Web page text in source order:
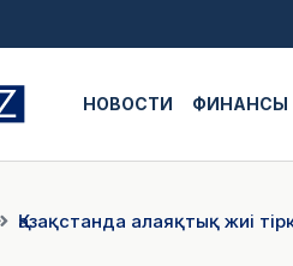
НОВОСТИ ФИНАНСЫ
Қазақстанда алаяқтық жиі